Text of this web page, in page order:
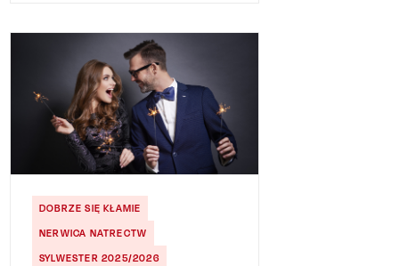
DOBRZE SIĘ KŁAMIE
NERWICA NATRECTW
SYLWESTER 2025/2026